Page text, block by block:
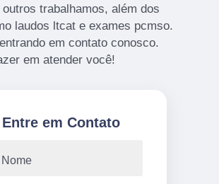
trabalhamos, além dos
laudos ltcat e exames pcmso.
em contato conosco.
em atender você!
Entre em Contato